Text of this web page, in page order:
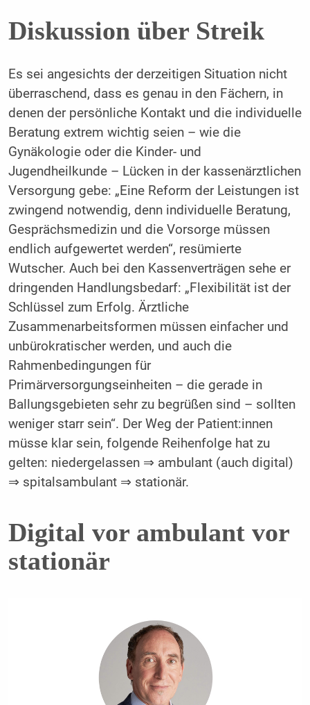
Diskussion über Streik
Es sei angesichts der derzeitigen Situation nicht
überraschend, dass es genau in den Fächern, in
denen der persönliche Kontakt und die individuelle
Beratung extrem wichtig seien – wie die
Gynäkologie oder die Kinder- und
Jugendheilkunde – Lücken in der kassenärztlichen
Versorgung gebe: „Eine Reform der Leistungen ist
zwingend notwendig, denn individuelle Beratung,
Gesprächsmedizin und die Vorsorge müssen
endlich aufgewertet werden“, resümierte
Wutscher. Auch bei den Kassenverträgen sehe er
dringenden Handlungsbedarf: „Flexibilität ist der
Schlüssel zum Erfolg. Ärztliche
Zusammenarbeitsformen müssen einfacher und
unbürokratischer werden, und auch die
Rahmenbedingungen für
Primärversorgungseinheiten – die gerade in
Ballungsgebieten sehr zu begrüßen sind – sollten
weniger starr sein“. Der Weg der Patient:innen
müsse klar sein, folgende Reihenfolge hat zu
gelten: niedergelassen ⇒ ambulant (auch digital)
⇒ spitalsambulant ⇒ stationär.
Digital vor ambulant vor
stationär